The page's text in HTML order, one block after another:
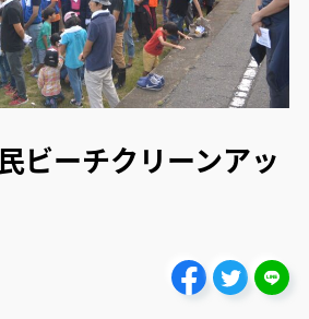
ビーチクリーンアッ